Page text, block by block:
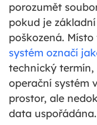
porozumět
pokud je
poškozená.
systém označí
technický termín,
operační systém
prostor, ale
data uspořádána.